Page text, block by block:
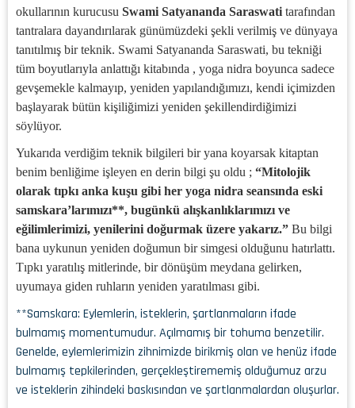
okullarının kurucusu Swami Satyananda Saraswati tarafından
tantralara dayandırılarak günümüzdeki şekli verilmiş ve dünyaya
tanıtılmış bir teknik. Swami Satyananda Saraswati, bu tekniği
tüm boyutlarıyla anlattığı kitabında , yoga nidra boyunca sadece
gevşemekle kalmayıp, yeniden yapılandığımızı, kendi içimizden
başlayarak bütün kişiliğimizi yeniden şekillendirdiğimizi
söylüyor.
Yukarıda verdiğim teknik bilgileri bir yana koyarsak kitaptan
benim benliğime işleyen en derin bilgi şu oldu ; “Mitolojik
olarak tıpkı anka kuşu gibi her yoga nidra seansında eski
samskara’larımızı**, bugünkü alışkanlıklarımızı ve
eğilimlerimizi, yenilerini doğurmak üzere yakarız.” Bu bilgi
bana uykunun yeniden doğumun bir simgesi olduğunu hatırlattı.
Tıpkı yaratılış mitlerinde, bir dönüşüm meydana gelirken,
uyumaya giden ruhların yeniden yaratılması gibi.
**Samskara: Eylemlerin, isteklerin, şartlanmaların ifade
bulmamış momentumudur. Açılmamış bir tohuma benzetilir.
Genelde, eylemlerimizin zihnimizde birikmiş olan ve henüz ifade
bulmamış tepkilerinden, gerçekleştirememiş olduğumuz arzu
ve isteklerin zihindeki baskısından ve şartlanmalardan oluşurlar.